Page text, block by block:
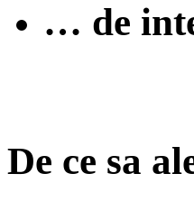
… de
De ce sa